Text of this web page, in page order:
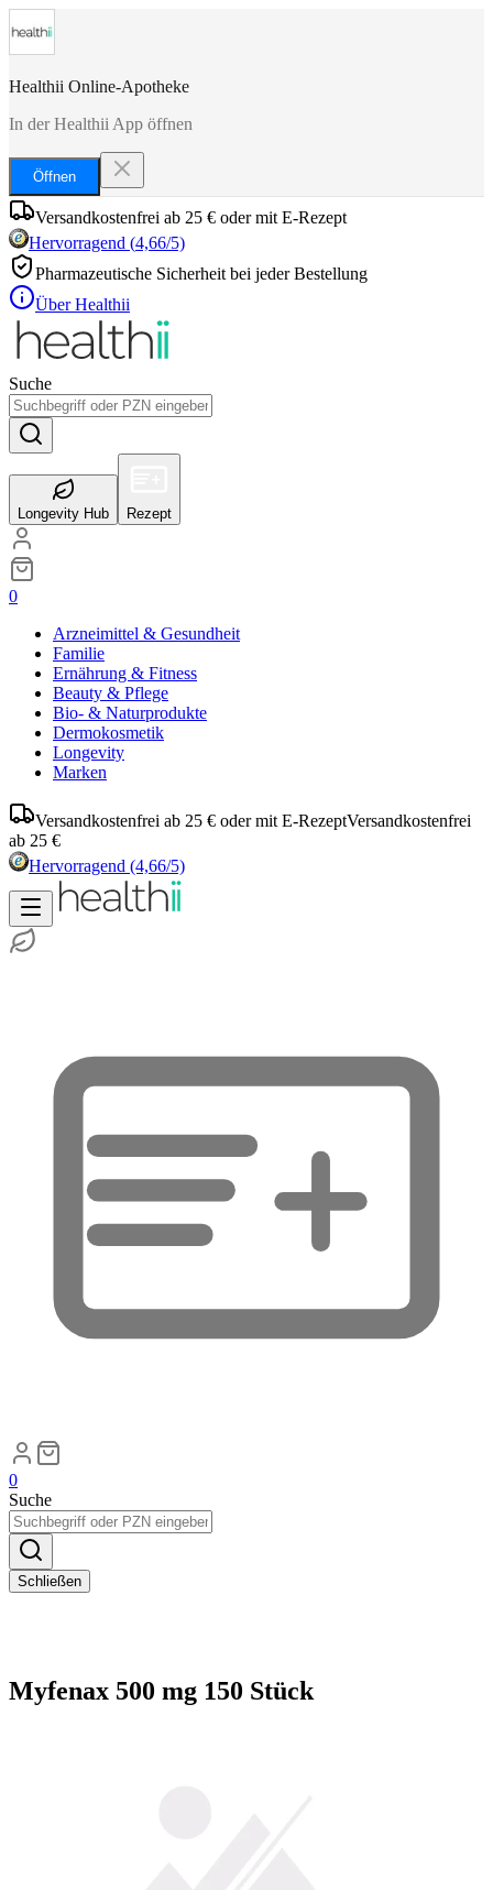
Healthii Online-Apotheke
In der Healthii App öffnen
Öffnen
Versandkostenfrei ab 25 € oder mit E-Rezept
Hervorragend (4,66/5)
Pharmazeutische Sicherheit bei jeder Bestellung
Über Healthii
Suche
Longevity Hub Rezept
0
Arzneimittel & Gesundheit
Familie
Ernährung & Fitness
Beauty & Pflege
Bio- & Naturprodukte
Dermokosmetik
Longevity
Marken
Versandkostenfrei ab 25 € oder mit E-RezeptVersandkostenfrei
ab 25 €
Hervorragend (4,66/5)
0
Suche
Schließen
Myfenax 500 mg 150 Stück